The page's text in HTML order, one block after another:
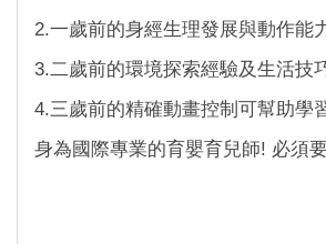
2.一歲前的身經生理發展與動作能
3.二歲前的環境探索經驗及生活技
4.三歲前的精確動畫控制可幫助學
身為國際專業的育嬰育兒師! 必須